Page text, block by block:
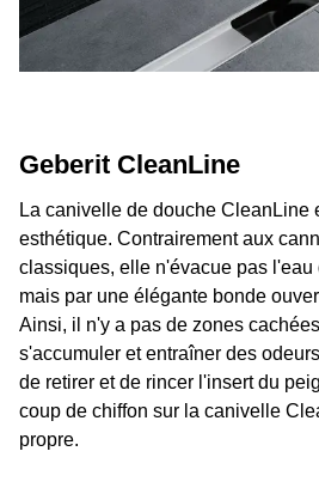
Geberit CleanLine
La canivelle de douche CleanLine
esthétique. Contrairement aux
classiques, elle n'évacue pas
mais par une élégante bonde
Ainsi, il n'y a pas de zones
s'accumuler et entraîner des
de retirer et de rincer l'insert du
coup de chiffon sur la canivelle
propre.